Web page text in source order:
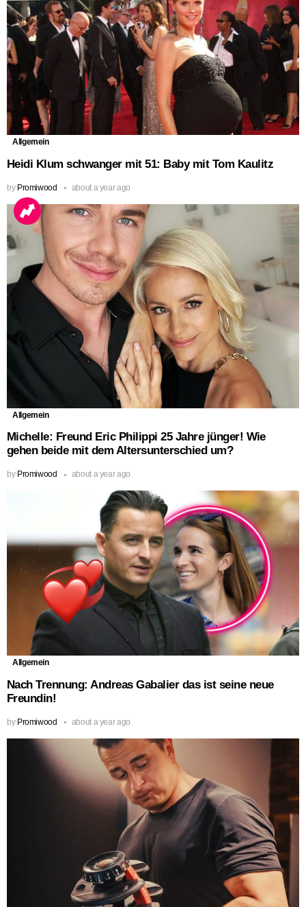
Allgemein
Heidi Klum schwanger mit 51: Baby mit Tom Kaulitz
by Promiwood about a year ago
Allgemein
Michelle: Freund Eric Philippi 25 Jahre jünger! Wie
gehen beide mit dem Altersunterschied um?
by Promiwood about a year ago
Allgemein
Nach Trennung: Andreas Gabalier das ist seine neue
Freundin!
by Promiwood about a year ago